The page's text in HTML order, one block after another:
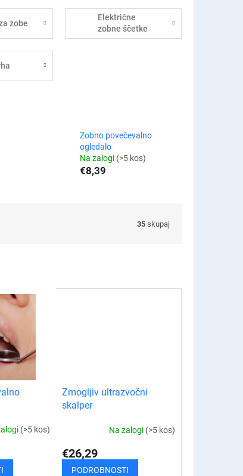
zobe
Električne
zobne ščetke
Zobno povečevalno
ogledalo
Na zalogi (>5 kos)
€8,39
35 skupaj
(>5 kos)
Zmogljiv ultrazvočni
skalper
Na zalogi (>5 kos)
€26,29
PODROBNOSTI